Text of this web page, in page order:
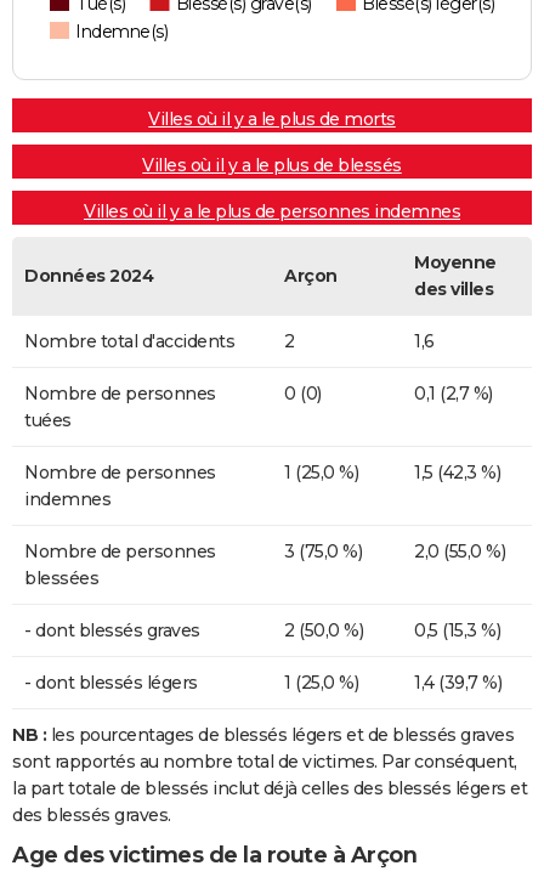
Indemne(s)
Villes où il y a le plus de morts
Villes où il y a le plus de blessés
Villes où il y a le plus de personnes indemnes
Données 2024 Arçon
Moyenne
des villes
Nombre total d'accidents 2 1,6
Nombre de personnes
tuées
0 (0) 0,1 (2,7 %)
Nombre de personnes
indemnes
1 (25,0 %) 1,5 (42,3 %)
Nombre de personnes
blessées
3 (75,0 %) 2,0 (55,0 %)
- dont blessés graves 2 (50,0 %) 0,5 (15,3 %)
- dont blessés légers 1 (25,0 %) 1,4 (39,7 %)
NB : les pourcentages de blessés légers et de blessés graves
sont rapportés au nombre total de victimes. Par conséquent,
la part totale de blessés inclut déjà celles des blessés légers et
des blessés graves.
Age des victimes de la route à Arçon